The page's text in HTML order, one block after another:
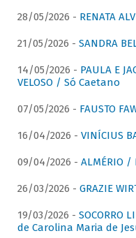
28/05/2026 - RENATA
21/05/2026 - SANDRA
14/05/2026 - PAULA E
VELOSO / Só Caetano
07/05/2026 - FAUSTO
16/04/2026 - VINÍCIUS
09/04/2026 - ALMÉRIO
26/03/2026 - GRAZIE
19/03/2026 - SOCORRO
de Carolina Maria de